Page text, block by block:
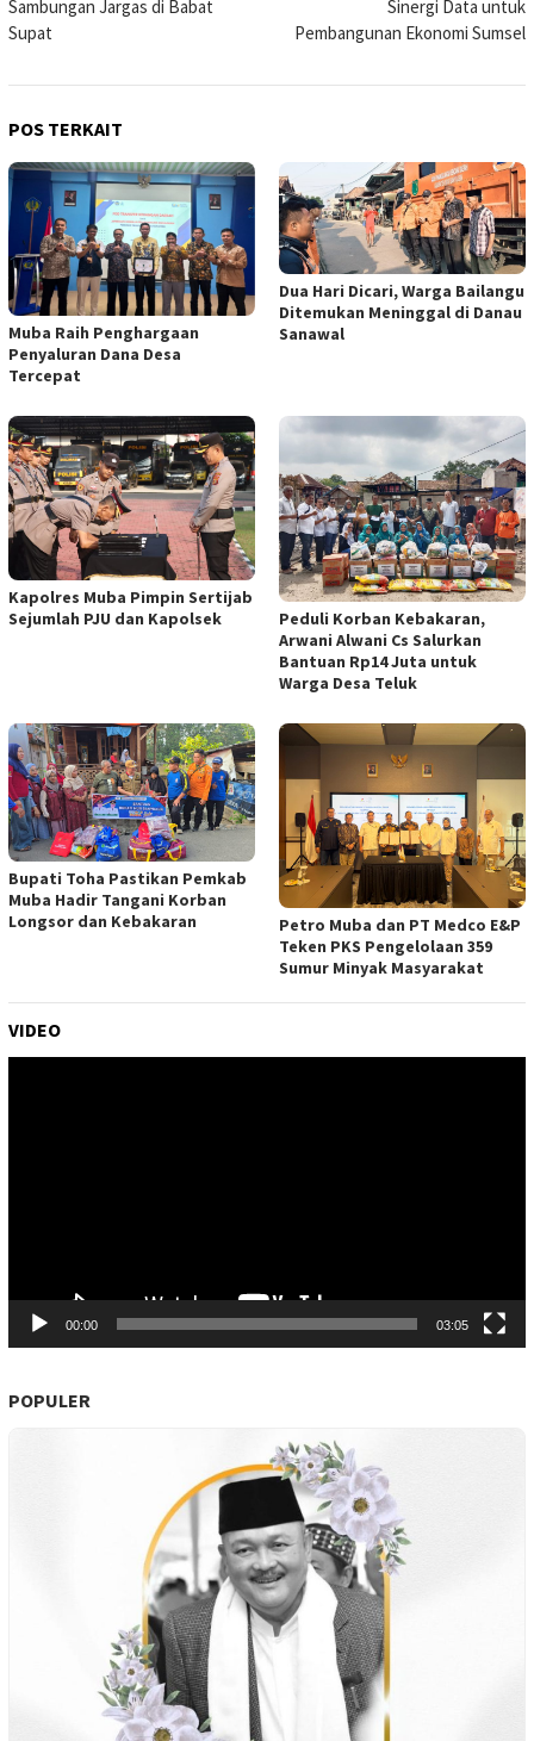
Sambungan Jargas di Babat
Supat
Sinergi Data untuk
Pembangunan Ekonomi Sumsel
POS TERKAIT
Muba Raih Penghargaan
Penyaluran Dana Desa
Tercepat
Dua Hari Dicari, Warga Bailangu
Ditemukan Meninggal di Danau
Sanawal
Kapolres Muba Pimpin Sertijab
Sejumlah PJU dan Kapolsek
Peduli Korban Kebakaran,
Arwani Alwani Cs Salurkan
Bantuan Rp14 Juta untuk
Warga Desa Teluk
Bupati Toha Pastikan Pemkab
Muba Hadir Tangani Korban
Longsor dan Kebakaran
Petro Muba dan PT Medco E&P
Teken PKS Pengelolaan 359
Sumur Minyak Masyarakat
VIDEO
00:00 03:05
POPULER